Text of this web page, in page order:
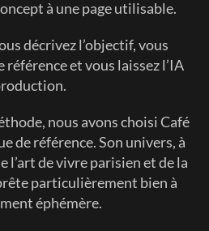
à une page utilisable.
décrivez l’objectif, vous
référence et vous laissez l’IA
nous avons choisi Café
de référence. Son univers, à
l’art de vivre parisien et de la
particulièrement bien à
éphémère.